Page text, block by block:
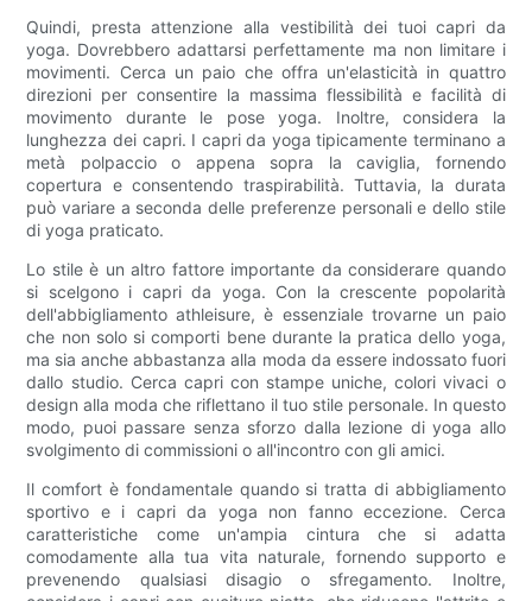
Quindi, presta attenzione alla vestibilità dei tuoi capri da
yoga. Dovrebbero adattarsi perfettamente ma non limitare i
movimenti. Cerca un paio che offra un'elasticità in quattro
direzioni per consentire la massima flessibilità e facilità di
movimento durante le pose yoga. Inoltre, considera la
lunghezza dei capri. I capri da yoga tipicamente terminano a
metà polpaccio o appena sopra la caviglia, fornendo
copertura e consentendo traspirabilità. Tuttavia, la durata
può variare a seconda delle preferenze personali e dello stile
di yoga praticato.
Lo stile è un altro fattore importante da considerare quando
si scelgono i capri da yoga. Con la crescente popolarità
dell'abbigliamento athleisure, è essenziale trovarne un paio
che non solo si comporti bene durante la pratica dello yoga,
ma sia anche abbastanza alla moda da essere indossato fuori
dallo studio. Cerca capri con stampe uniche, colori vivaci o
design alla moda che riflettano il tuo stile personale. In questo
modo, puoi passare senza sforzo dalla lezione di yoga allo
svolgimento di commissioni o all'incontro con gli amici.
Il comfort è fondamentale quando si tratta di abbigliamento
sportivo e i capri da yoga non fanno eccezione. Cerca
caratteristiche come un'ampia cintura che si adatta
comodamente alla tua vita naturale, fornendo supporto e
prevenendo qualsiasi disagio o sfregamento. Inoltre,